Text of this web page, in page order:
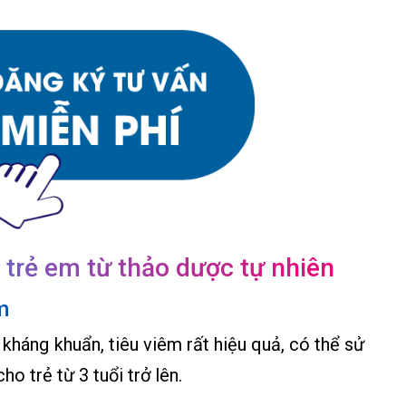
em từ thảo dược tự nhiên
khuẩn, tiêu viêm rất hiệu quả, có thể sử
trẻ từ 3 tuổi trở lên.